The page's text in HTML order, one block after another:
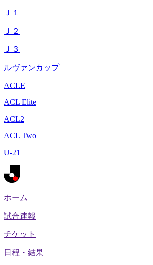
Ｊ１
Ｊ２
Ｊ３
ルヴァンカップ
ACLE
ACL Elite
ACL2
ACL Two
U-21
ホーム
試合速報
チケット
日程・結果